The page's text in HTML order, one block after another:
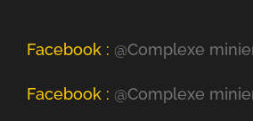
Facebook : @Complexe
Facebook : @Complexe